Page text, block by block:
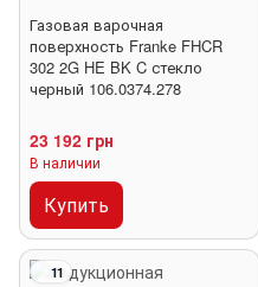
Газовая варочная
поверхность Franke FHCR
302 2G HE BK C стекло
черный 106.0374.278
23 192 грн
В наличии
Купить
11